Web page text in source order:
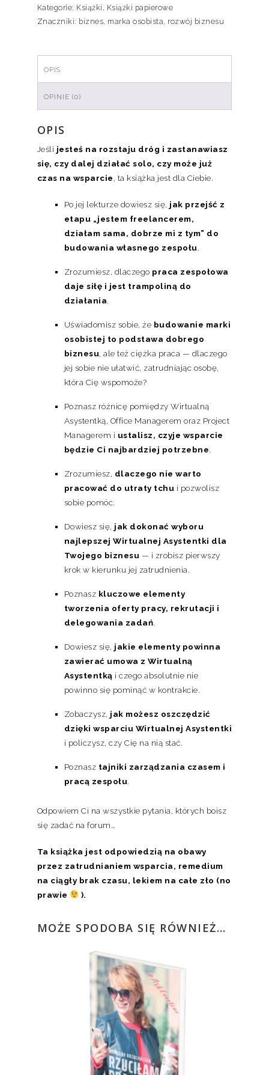
Kategorie: Książki , Książki papierowe
Znaczniki: biznes, marka osobista, rozwój biznesu
OPIS
OPINIE (0)
OPIS
Jeśli jesteś na rozstaju dróg i zastanawiasz
się, czy dalej działać solo, czy może już
czas na wsparcie, ta książka jest dla Ciebie.
Po jej lekturze dowiesz się, jak przejść z
etapu „jestem freelancerem,
działam sama, dobrze mi z tym” do
budowania własnego zespołu.
Zrozumiesz, dlaczego praca zespołowa
daje siłę i jest trampoliną do
działania.
Uświadomisz sobie, że budowanie marki
osobistej to podstawa dobrego
biznesu, ale też ciężka praca — dlaczego
jej sobie nie ułatwić, zatrudniając osobę,
która Cię wspomoże?
Poznasz różnicę pomiędzy Wirtualną
Asystentką, Office Managerem oraz Project
Managerem i ustalisz, czyje wsparcie
będzie Ci najbardziej potrzebne.
Zrozumiesz, dlaczego nie warto
pracować do utraty tchu i pozwolisz
sobie pomóc.
Dowiesz się, jak dokonać wyboru
najlepszej Wirtualnej Asystentki dla
Twojego biznesu — i zrobisz pierwszy
krok w kierunku jej zatrudnienia.
Poznasz kluczowe elementy
tworzenia oferty pracy, rekrutacji i
delegowania zadań.
Dowiesz się, jakie elementy powinna
zawierać umowa z Wirtualną
Asystentką i czego absolutnie nie
powinno się pominąć w kontrakcie.
Zobaczysz, jak możesz oszczędzić
dzięki wsparciu Wirtualnej Asystentki
i policzysz, czy Cię na nią stać.
Poznasz tajniki zarządzania czasem i
pracą zespołu.
Odpowiem Ci na wszystkie pytania, których boisz
się zadać na forum…
Ta książka jest odpowiedzią na obawy
przez zatrudnianiem wsparcia, remedium
na ciągły brak czasu, lekiem na całe zło (no
prawie
).
MOŻE SPODOBA SIĘ RÓWNIEŻ…